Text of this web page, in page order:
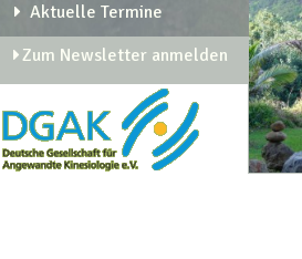
Aktuelle Termine
Zum Newsletter anmelden